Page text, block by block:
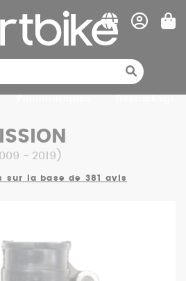
- 2019)
sur la base de 381 avis